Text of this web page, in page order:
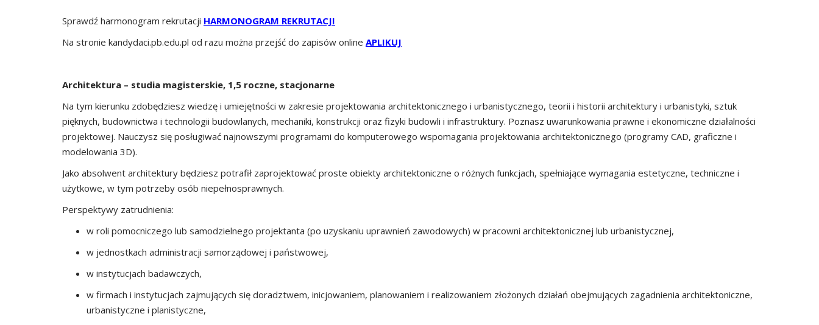
Sprawdź harmonogram rekrutacji HARMONOGRAM REKRUTACJI
Na stronie kandydaci.pb.edu.pl od razu można przejść do zapisów online APLIKUJ
Architektura – studia magisterskie, 1,5 roczne, stacjonarne
Na tym kierunku zdobędziesz wiedzę i umiejętności w zakresie projektowania architektonicznego i urbanistycznego, teorii i historii architektury i urbanistyki, sztuk
pięknych, budownictwa i technologii budowlanych, mechaniki, konstrukcji oraz fizyki budowli i infrastruktury. Poznasz uwarunkowania prawne i ekonomiczne działalności
projektowej. Nauczysz się posługiwać najnowszymi programami do komputerowego wspomagania projektowania architektonicznego (programy CAD, graficzne i
modelowania 3D).
Jako absolwent architektury będziesz potrafił zaprojektować proste obiekty architektoniczne o różnych funkcjach, spełniające wymagania estetyczne, techniczne i
użytkowe, w tym potrzeby osób niepełnosprawnych.
Perspektywy zatrudnienia:
w roli pomocniczego lub samodzielnego projektanta (po uzyskaniu uprawnień zawodowych) w pracowni architektonicznej lub urbanistycznej,
w jednostkach administracji samorządowej i państwowej,
w instytucjach badawczych,
w firmach i instytucjach zajmujących się doradztwem, inicjowaniem, planowaniem i realizowaniem złożonych działań obejmujących zagadnienia architektoniczne,
urbanistyczne i planistyczne,